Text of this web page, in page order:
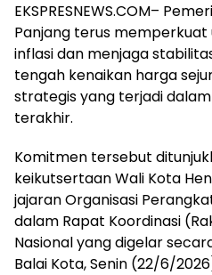
EKSPRESNEWS.COM–
Panjang terus
inflasi dan menjaga
tengah kenaikan harga
strategis yang terjadi
terakhir.
Komitmen tersebut
keikutsertaan Wali Kota
jajaran Organisasi
dalam Rapat Koordinasi
Nasional yang digelar
Balai Kota, Senin (22/6/